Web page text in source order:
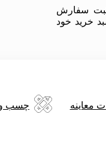
سفارش
خرید خود
معاینه چسب و